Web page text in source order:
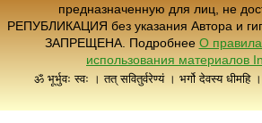
предназначенную для лиц, не
РЕПУБЛИКАЦИЯ без указания Автора и
ЗАПРЕЩЕНА. Подробнее О
использования материалов
ॐ भूर्भुवः स्वः । तत् सवितुर्वरेण्यं । भर्गो देवस्य धीमहि